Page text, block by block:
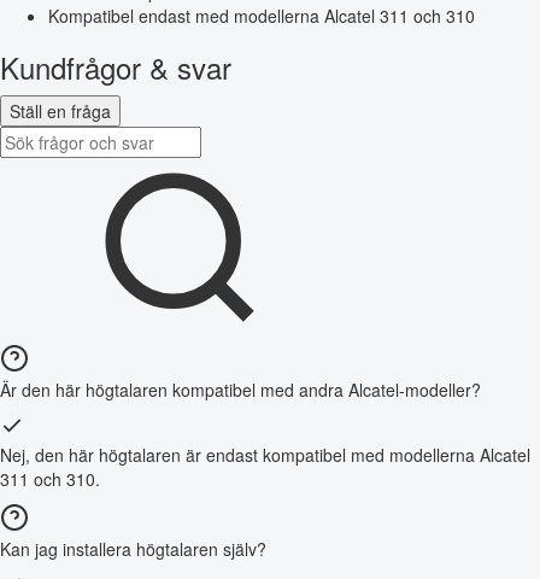
Kompatibel endast med modellerna Alcatel 311 och 310
Kundfrågor & svar
Ställ en fråga
Är den här högtalaren kompatibel med andra Alcatel-modeller?
Nej, den här högtalaren är endast kompatibel med modellerna Alcatel
311 och 310.
Kan jag installera högtalaren själv?